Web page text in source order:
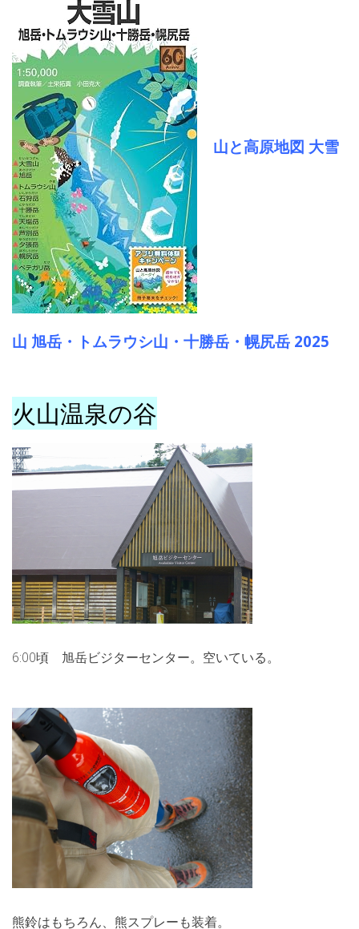
山と高原地図 大雪
山 旭岳・トムラウシ山・十勝岳・幌尻岳 2025
火山温泉の谷
6:00頃 旭岳ビジターセンター。空いている。
熊鈴はもちろん、熊スプレーも装着。